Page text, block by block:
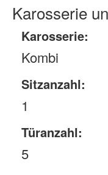
Karosserie
Karosserie:
Kombi
Sitzanzahl:
1
Türanzahl:
5